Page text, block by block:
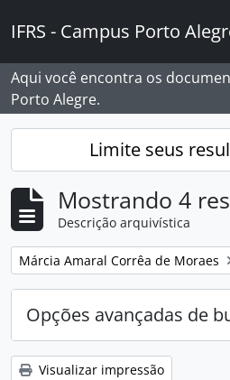
IFRS - Campus Porto
Aqui você encontra os
Porto Alegre.
Limite seus
Mostrando 4
Descrição arquivística
Remover filtro:
Márcia Amaral Corrêa de Moraes
Opções avançadas de
Visualizar impressão